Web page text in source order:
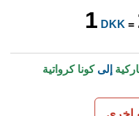
1 DKK =
إلىكونا كرواتية